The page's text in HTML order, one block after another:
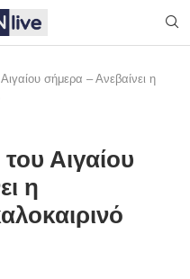
σήμερα – Ανεβαίνει η
Αιγαίου
η